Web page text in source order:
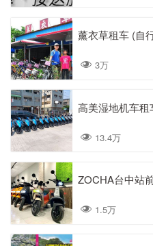
薰衣草租车 (自
3万
高美湿地机车租
13.4万
ZOCHA台中站
1.5万